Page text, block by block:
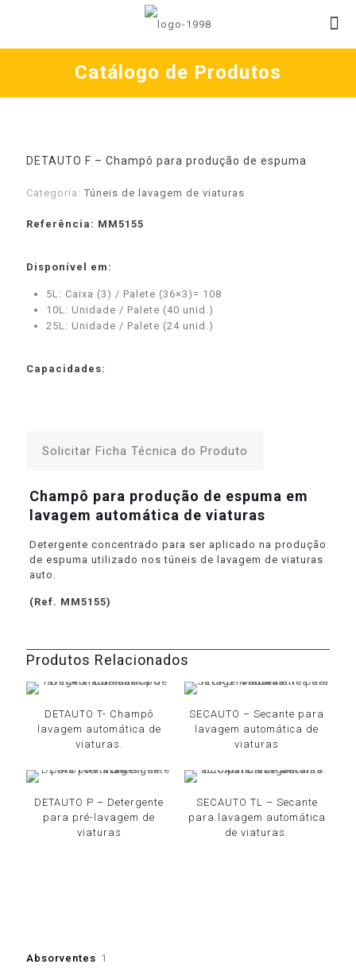
Catálogo de Produtos
DETAUTO F – Champô para produção de espuma
Categoria: Túneis de lavagem de viaturas
Referência: MM5155
Disponível em:
5L: Caixa (3) / Palete (36×3)= 108
10L: Unidade / Palete (40 unid.)
25L: Unidade / Palete (24 unid.)
Capacidades:
Solicitar Ficha Técnica do Produto
Champô para produção de espuma em
lavagem automática de viaturas
Detergente concentrado para ser aplicado na produção
de espuma utilizado nos túneis de lavagem de viaturas
auto.
(Ref. MM5155)
Produtos Relacionados
DETAUTO T- Champô
lavagem automática de
viaturas.
SECAUTO – Secante para
lavagem automática de
viaturas
DETAUTO P – Detergente
para pré-lavagem de
viaturas
SECAUTO TL – Secante
para lavagem automática
de viaturas.
Absorventes 1